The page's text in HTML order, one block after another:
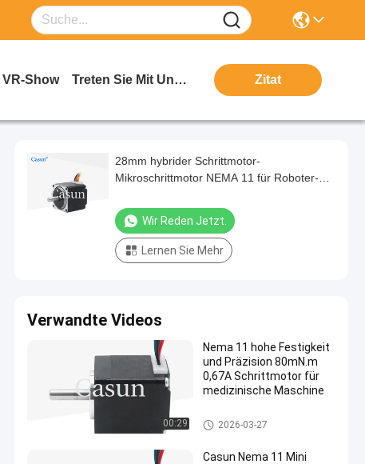
VR-Show Treten Sie Mit Uns In Verbindung Zitat
28mm hybrider Schrittmotor-
Mikroschrittmotor NEMA 11 für Roboter-
Wir Reden Jetzt.
Lernen Sie Mehr
Verwandte Videos
00:29
Nema 11 hohe Festigkeit
und Präzision 80mN.m
0,67A Schrittmotor für
medizinische Maschine
Schrittmotor NEMA 11
2026-03-27
Casun Nema 11 Mini